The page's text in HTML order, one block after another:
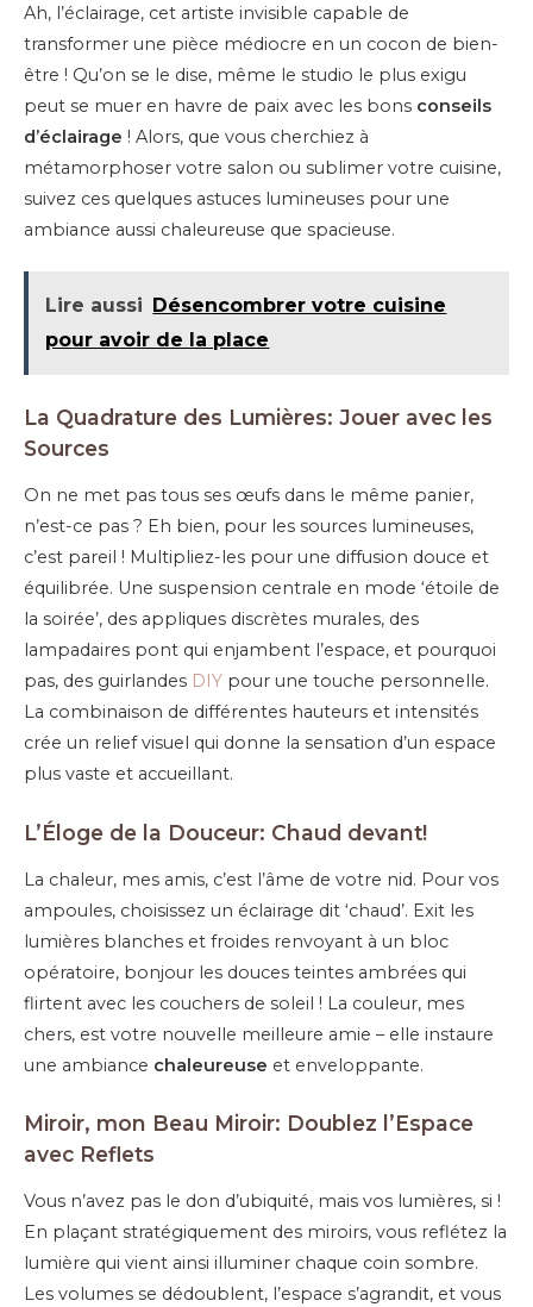
Ah, l’éclairage, cet artiste invisible capable de
transformer une pièce médiocre en un cocon de bien-
être ! Qu’on se le dise, même le studio le plus exigu
peut se muer en havre de paix avec les bons conseils
d’éclairage ! Alors, que vous cherchiez à
métamorphoser votre salon ou sublimer votre cuisine,
suivez ces quelques astuces lumineuses pour une
ambiance aussi chaleureuse que spacieuse.
Lire aussi Désencombrer votre cuisine
pour avoir de la place
La Quadrature des Lumières: Jouer avec les
Sources
On ne met pas tous ses œufs dans le même panier,
n’est-ce pas ? Eh bien, pour les sources lumineuses,
c’est pareil ! Multipliez-les pour une diffusion douce et
équilibrée. Une suspension centrale en mode ‘étoile de
la soirée’, des appliques discrètes murales, des
lampadaires pont qui enjambent l’espace, et pourquoi
pas, des guirlandes DIY pour une touche personnelle.
La combinaison de différentes hauteurs et intensités
crée un relief visuel qui donne la sensation d’un espace
plus vaste et accueillant.
L’Éloge de la Douceur: Chaud devant!
La chaleur, mes amis, c’est l’âme de votre nid. Pour vos
ampoules, choisissez un éclairage dit ‘chaud’. Exit les
lumières blanches et froides renvoyant à un bloc
opératoire, bonjour les douces teintes ambrées qui
flirtent avec les couchers de soleil ! La couleur, mes
chers, est votre nouvelle meilleure amie – elle instaure
une ambiance chaleureuse et enveloppante.
Miroir, mon Beau Miroir: Doublez l’Espace
avec Reflets
Vous n’avez pas le don d’ubiquité, mais vos lumières, si !
En plaçant stratégiquement des miroirs, vous reflétez la
lumière qui vient ainsi illuminer chaque coin sombre.
Les volumes se dédoublent, l’espace s’agrandit, et vous